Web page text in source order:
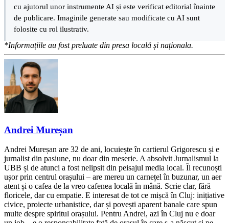
cu ajutorul unor instrumente AI și este verificat editorial înainte
de publicare. Imaginile generate sau modificate cu AI sunt
folosite cu rol ilustrativ.
*Informațiile au fost preluate din presa locală și naționala.
Andrei Mureșan
Andrei Mureșan are 32 de ani, locuiește în cartierul Grigorescu și e
jurnalist din pasiune, nu doar din meserie. A absolvit Jurnalismul la
UBB și de atunci a fost nelipsit din peisajul media local. Îl recunoști
ușor prin centrul orașului – are mereu un carnețel în buzunar, un aer
atent și o cafea de la vreo cafenea locală în mână. Scrie clar, fără
floricele, dar cu empatie. E interesat de tot ce mișcă în Cluj: inițiative
civice, proiecte urbanistice, dar și povești aparent banale care spun
multe despre spiritul orașului. Pentru Andrei, azi în Cluj nu e doar